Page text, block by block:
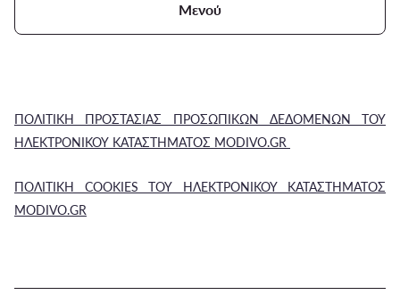
Μενού
ΠΟΛΙΤΙΚΗ ΠΡΟΣΤΑΣΙΑΣ ΠΡΟΣΩΠΙΚΩΝ ΔΕΔΟΜΕΝΩΝ ΤΟΥ
ΗΛΕΚΤΡΟΝΙΚΟΥ ΚΑΤΑΣΤΗΜΑΤΟΣ MODIVO.GR
ΠΟΛΙΤΙΚΗ COOKIES ΤΟΥ ΗΛΕΚΤΡΟΝΙΚΟΥ ΚΑΤΑΣΤΗΜΑΤΟΣ
MODIVO.GR